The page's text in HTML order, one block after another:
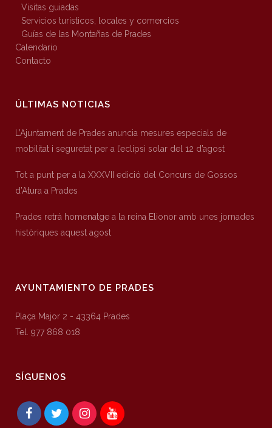
Visitas guiadas
Servicios turísticos, locales y comercios
Guías de las Montañas de Prades
Calendario
Contacto
ÚLTIMAS NOTICIAS
L’Ajuntament de Prades anuncia mesures especials de
mobilitat i seguretat per a l’eclipsi solar del 12 d’agost
Tot a punt per a la XXXVII edició del Concurs de Gossos
d’Atura a Prades
Prades retrà homenatge a la reina Elionor amb unes jornades
històriques aquest agost
AYUNTAMIENTO DE PRADES
Plaça Major 2 - 43364 Prades
Tel. 977 868 018
SÍGUENOS